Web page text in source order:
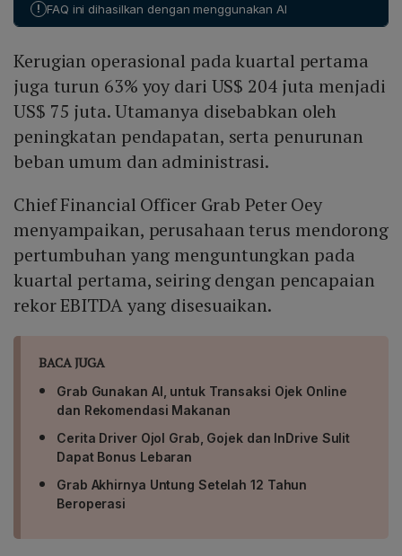
keuangan tetap negatif dengan US$ 28 juta.
naik dari US$ 180 juta–US$ 200 juta tahun sebelumnya.
US$ 500 juta, perusahaan telah membeli kembali saham
biasa Kelas A senilai US$ 97 juta pada Maret dan
melunasi sisa saldo Pinjaman Berjangka B sebesar US$
497 juta.
! FAQ ini dihasilkan dengan menggunakan AI
Kerugian operasional pada kuartal pertama
juga turun 63% yoy dari US$ 204 juta menjadi
US$ 75 juta. Utamanya disebabkan oleh
peningkatan pendapatan, serta penurunan
beban umum dan administrasi.
Chief Financial Officer Grab Peter Oey
menyampaikan, perusahaan terus mendorong
pertumbuhan yang menguntungkan pada
kuartal pertama, seiring dengan pencapaian
rekor EBITDA yang disesuaikan.
BACA JUGA
Grab Gunakan AI, untuk Transaksi Ojek Online
dan Rekomendasi Makanan
Cerita Driver Ojol Grab, Gojek dan InDrive Sulit
Dapat Bonus Lebaran
Grab Akhirnya Untung Setelah 12 Tahun
Beroperasi